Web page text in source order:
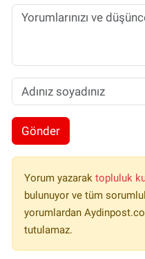
Gönder
Yorum yazarak topluluk
bulunuyor ve tüm
yorumlardan
tutulamaz.